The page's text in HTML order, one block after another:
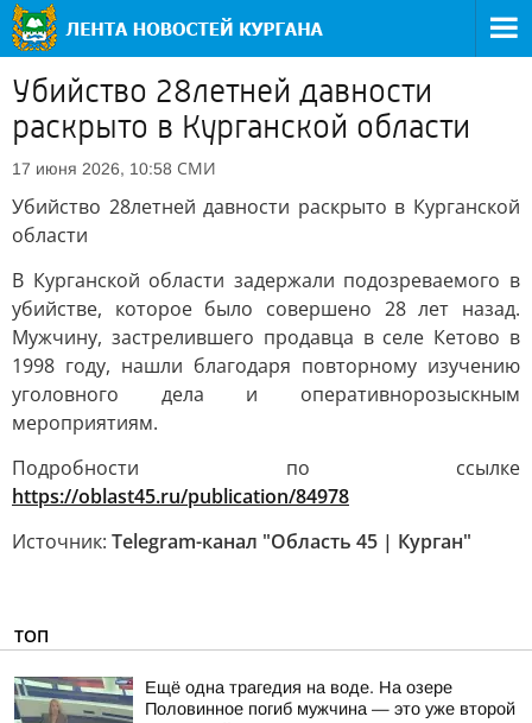
Убийство 28летней давности
раскрыто в Курганской области
17 июня 2026, 10:58 СМИ
Убийство 28летней давности раскрыто в Курганской
области
В Курганской области задержали подозреваемого в
убийстве, которое было совершено 28 лет назад.
Мужчину, застрелившего продавца в селе Кетово в
1998 году, нашли благодаря повторному изучению
уголовного дела и оперативнорозыскным
мероприятиям.
Подробности по ссылке
https://oblast45.ru/publication/84978
Источник: Telegram-канал "Область 45 | Курган"
ТОП
Ещё одна трагедия на воде. На озере
Половинное погиб мужчина — это уже второй